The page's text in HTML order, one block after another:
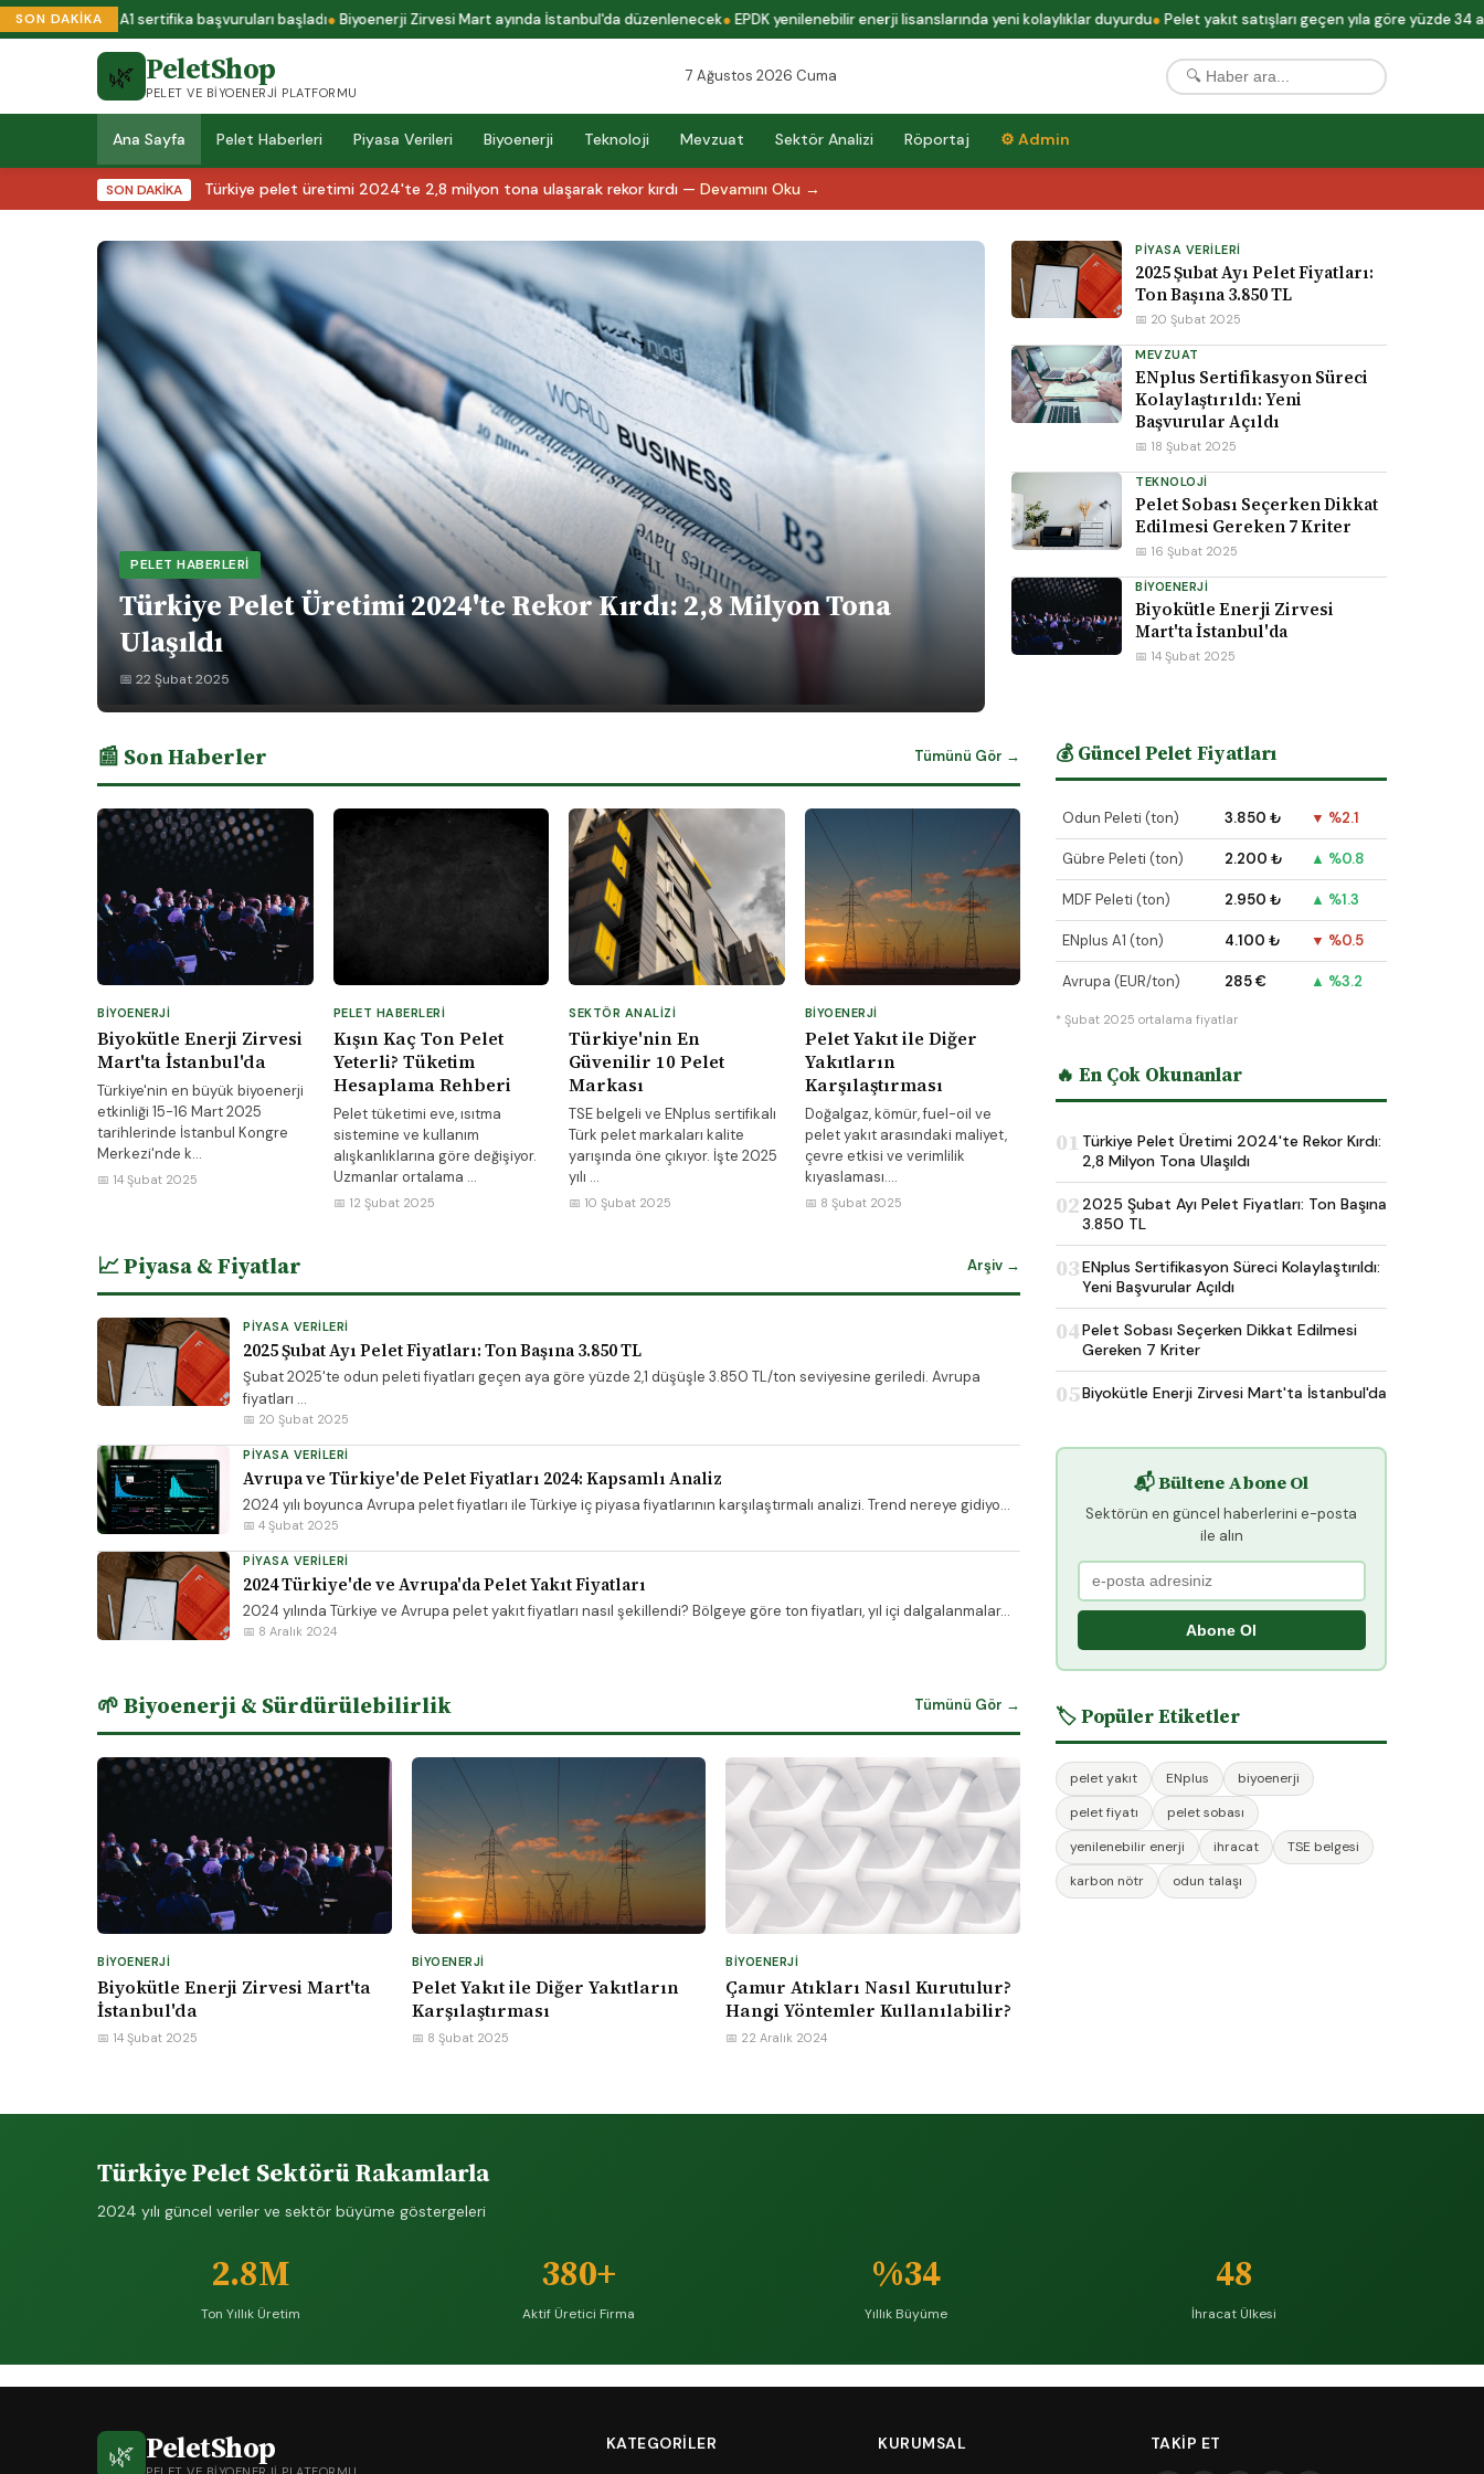
SON DAKİKA
Yeni ENplus A1 sertifika başvuruları başladı Biyoenerji Zirvesi Mart ayında İstanbul'da düzenlenecek EPDK yenilenebilir enerji lisanslarında yeni kolaylıklar duyurdu Pelet yakıt satışları geçen yıla göre yüzde 34 arttı
🌿 PeletShop
PELET VE BIYOENERJI PLATFORMU
7 Ağustos 2026 Cuma
Ana Sayfa Pelet Haberleri Piyasa Verileri Biyoenerji Teknoloji Mevzuat Sektör Analizi Röportaj ⚙ Admin
SON DAKİKA Türkiye pelet üretimi 2024'te 2,8 milyon tona ulaşarak rekor kırdı — Devamını Oku →
PELET HABERLERI
Türkiye Pelet Üretimi 2024'te Rekor Kırdı: 2,8 Milyon Tona
Ulaşıldı
📅 22 Şubat 2025
PIYASA VERILERI
2025 Şubat Ayı Pelet Fiyatları:
Ton Başına 3.850 TL
📅 20 Şubat 2025
MEVZUAT
ENplus Sertifikasyon Süreci
Kolaylaştırıldı: Yeni
Başvurular Açıldı
📅 18 Şubat 2025
TEKNOLOJI
Pelet Sobası Seçerken Dikkat
Edilmesi Gereken 7 Kriter
📅 16 Şubat 2025
BIYOENERJI
Biyokütle Enerji Zirvesi
Mart'ta İstanbul'da
📅 14 Şubat 2025
📰 Son Haberler Tümünü Gör →
BIYOENERJI
Biyokütle Enerji Zirvesi
Mart'ta İstanbul'da
Türkiye'nin en büyük biyoenerji
etkinliği 15-16 Mart 2025
tarihlerinde İstanbul Kongre
Merkezi'nde k...
📅 14 Şubat 2025
PELET HABERLERI
Kışın Kaç Ton Pelet
Yeterli? Tüketim
Hesaplama Rehberi
Pelet tüketimi eve, ısıtma
sistemine ve kullanım
alışkanlıklarına göre değişiyor.
Uzmanlar ortalama ...
📅 12 Şubat 2025
SEKTÖR ANALIZI
Türkiye'nin En
Güvenilir 10 Pelet
Markası
TSE belgeli ve ENplus sertifikalı
Türk pelet markaları kalite
yarışında öne çıkıyor. İşte 2025
yılı ...
📅 10 Şubat 2025
BIYOENERJI
Pelet Yakıt ile Diğer
Yakıtların
Karşılaştırması
Doğalgaz, kömür, fuel-oil ve
pelet yakıt arasındaki maliyet,
çevre etkisi ve verimlilik
kıyaslaması....
📅 8 Şubat 2025
📈 Piyasa & Fiyatlar Arşiv →
PIYASA VERILERI
2025 Şubat Ayı Pelet Fiyatları: Ton Başına 3.850 TL
Şubat 2025'te odun peleti fiyatları geçen aya göre yüzde 2,1 düşüşle 3.850 TL/ton seviyesine geriledi. Avrupa
fiyatları ...
📅 20 Şubat 2025
PIYASA VERILERI
Avrupa ve Türkiye'de Pelet Fiyatları 2024: Kapsamlı Analiz
2024 yılı boyunca Avrupa pelet fiyatları ile Türkiye iç piyasa fiyatlarının karşılaştırmalı analizi. Trend nereye gidiyo...
📅 4 Şubat 2025
PIYASA VERILERI
2024 Türkiye'de ve Avrupa'da Pelet Yakıt Fiyatları
2024 yılında Türkiye ve Avrupa pelet yakıt fiyatları nasıl şekillendi? Bölgeye göre ton fiyatları, yıl içi dalgalanmalar...
📅 8 Aralık 2024
🌱 Biyoenerji & Sürdürülebilirlik Tümünü Gör →
BIYOENERJI
Biyokütle Enerji Zirvesi Mart'ta
İstanbul'da
📅 14 Şubat 2025
BIYOENERJI
Pelet Yakıt ile Diğer Yakıtların
Karşılaştırması
📅 8 Şubat 2025
BIYOENERJI
Çamur Atıkları Nasıl Kurutulur?
Hangi Yöntemler Kullanılabilir?
📅 22 Aralık 2024
💰 Güncel Pelet Fiyatları
Odun Peleti (ton) 3.850 ₺ ▼ %2.1
Gübre Peleti (ton) 2.200 ₺ ▲ %0.8
MDF Peleti (ton) 2.950 ₺ ▲ %1.3
ENplus A1 (ton) 4.100 ₺ ▼ %0.5
Avrupa (EUR/ton) 285 € ▲ %3.2
* Şubat 2025 ortalama fiyatlar
🔥 En Çok Okunanlar
01 Türkiye Pelet Üretimi 2024'te Rekor Kırdı:
2,8 Milyon Tona Ulaşıldı
02 2025 Şubat Ayı Pelet Fiyatları: Ton Başına
3.850 TL
03ENplus Sertifikasyon Süreci Kolaylaştırıldı:
Yeni Başvurular Açıldı
04Pelet Sobası Seçerken Dikkat Edilmesi
Gereken 7 Kriter
05Biyokütle Enerji Zirvesi Mart'ta İstanbul'da
📬 Bültene Abone Ol
Sektörün en güncel haberlerini e-posta
ile alın
Abone Ol
🏷️ Popüler Etiketler
pelet yakıt ENplus
biyoenerji
pelet fiyatı
pelet sobası
yenilenebilir enerji
ihracat
TSE belgesi
karbon nötr
odun talaşı
Türkiye Pelet Sektörü Rakamlarla
2024 yılı güncel veriler ve sektör büyüme göstergeleri
2.8M
Ton Yıllık Üretim
380+
Aktif Üretici Firma
%34
Yıllık Büyüme
48
İhracat Ülkesi
🌿 PeletShop KATEGORILER KURUMSAL TAKIP ET